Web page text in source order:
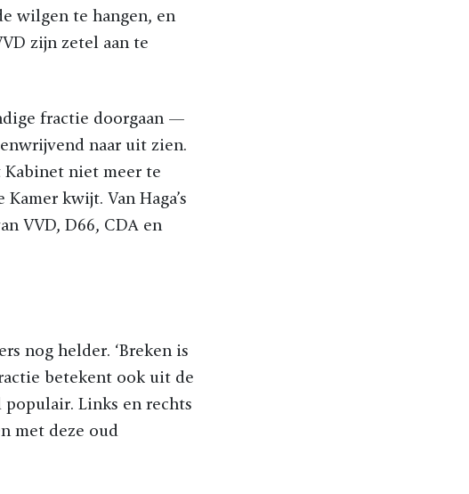
wilgen te hangen, en
zijn zetel aan te
fractie doorgaan —
naar uit zien.
Kabinet niet meer te
kwijt. Van Haga’s
VVD, D66, CDA en
nog helder. ‘Breken is
betekent ook uit de
Links en rechts
met deze oud